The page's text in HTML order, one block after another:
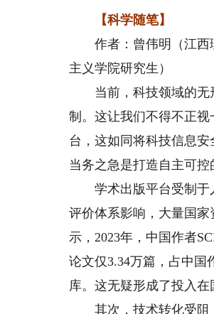
【科学随笔】
作者：曾伟明（江西理
主义学院研究生）
当前，科技领域的无
制。这让我们不得不正
台，这如同将科技信息安
当务之急是打造自主可控
学术出版平台受制于人
评价体系影响，大量国
示，2023年，中国作者
论文仅3.34万篇，占中国
库。这无疑形成了投入
其次，技术转化受阻，